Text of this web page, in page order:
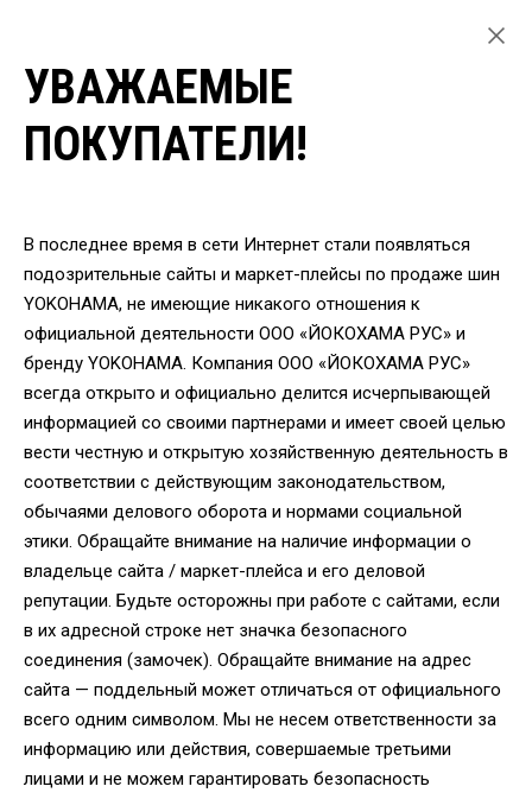
ЗИМНИЕ ШИНЫ YOKOHAMA ДЛЯ ЛЕГКОВЫХ АВТОМОБИЛЕЙ
ВЕРНУТЬСЯ
Шины Yokohama IG55
225/45 R17 94T
УВАЖАЕМЫЕ
ПОКУПАТЕЛИ!
В последнее время в сети Интернет стали появляться
подозрительные сайты и маркет-плейсы по продаже шин
YOKOHAMA, не имеющие никакого отношения к
официальной деятельности ООО «ЙОКОХАМА РУС» и
бренду YOKOHAMA. Компания ООО «ЙОКОХАМА РУС»
всегда открыто и официально делится исчерпывающей
информацией со своими партнерами и имеет своей целью
вести честную и открытую хозяйственную деятельность в
соответствии с действующим законодательством,
обычаями делового оборота и нормами социальной
этики. Обращайте внимание на наличие информации о
владельце сайта / маркет-плейса и его деловой
репутации. Будьте осторожны при работе с сайтами, если
в их адресной строке нет значка безопасного
соединения (замочек). Обращайте внимание на адрес
сайта — поддельный может отличаться от официального
всего одним символом. Мы не несем ответственности за
информацию или действия, совершаемые третьими
лицами и не можем гарантировать безопасность